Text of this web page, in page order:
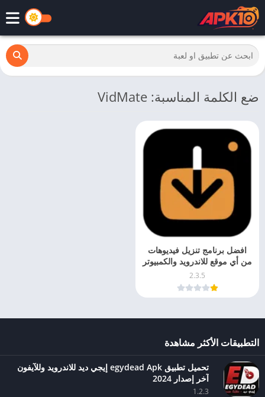
ضع الكلمة المناسبة: VidMate
افضل برنامج تنزيل فيديوهات
من أي موقع للاندرويد والكمبيوتر
2025
2.3.5
التطبيقات الأكثر مشاهدة
تحميل تطبيق egydead Apk إيجي ديد للاندرويد وللآيفون
آخر إصدار 2024
1.2.3